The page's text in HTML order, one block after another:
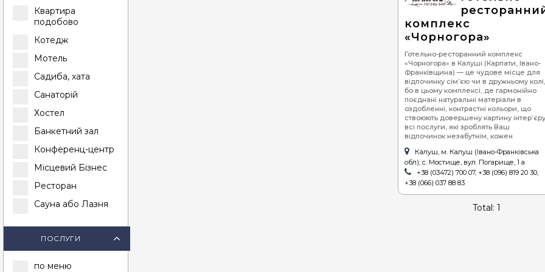
суші
бургери / сендвічі
барбекю (шашлик,
гриль)
стейки
равлики
устриці
хінкалі
Квартира
подобово
Котедж
Мотель
Садиба, хата
Санаторій
Хостел
Банкетний зал
Конференц-центр
Місцевий Бізнес
Ресторан
Сауна або Лазня
ПОСЛУГИ
по меню
комплекс
«Чорногора»
Готельно-ресторанний комплекс
«Чорногора» в Калуші (Карпати, Івано-
Франківщина) — це чудове місце для
відпочинку сім’єю чи в дружньому колі,
бо в цьому комплексі, де гармонійно
поєднані натуральні матеріали в
оздобленні, контрастні кольори, що
ствоюють довершену картину
всі послуги, які зроблять Ваш
відпочинок незабутнім, кожен
Калуш, м. Калуш (Івано-Франківська
обл), с. Мостище, вул. Погарище, 1 а
+38 (03472) 700 07, +38 (096) 819 20 30,
+38 (066) 037 88 83
Total: 1